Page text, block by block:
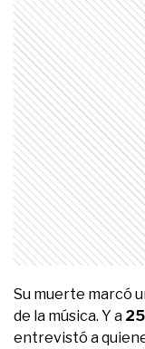
Su muerte marcó
de la música. Y a
entrevistó a